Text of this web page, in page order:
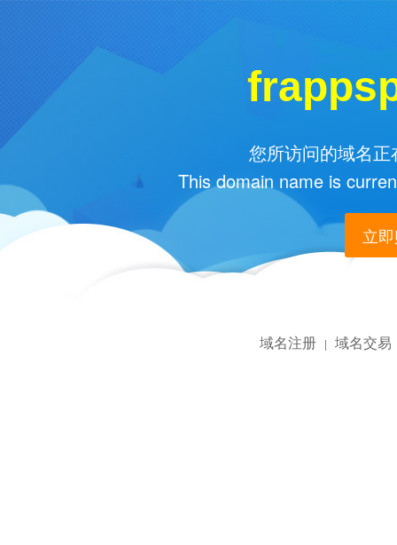
您所访问的域名
This domain name is
立
域名注册 | 域名交易